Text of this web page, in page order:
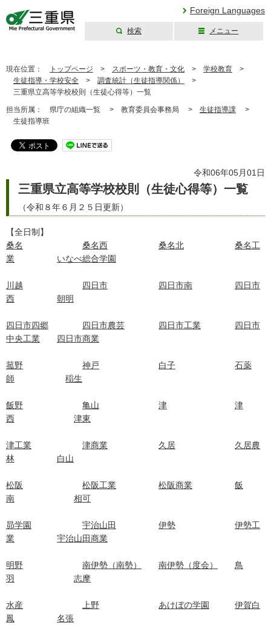
Foreign Languages
検索 メニュー
現在位置： トップページ > スポーツ・教育・文化 > 学校教育 >
生徒指導・学校安全 > 調査統計（生徒指導関係）
>
三重県立高等学校校則（生徒心得等）一覧
担当所属： 県庁の組織一覧 > 教育委員会事務局 > 生徒指導課 >
生徒指導班
令和06年05月01日
三重県立高等学校校則（生徒心得等）一覧
（令和８年６月２５日更新）
【全日制】
桑名
桑名西 桑名北
桑名工
業
いなべ総合学園
川越 四日市 四日市南
四日市
西
朝明
四日市四郷 四日市農芸 四日市工業
四日市
中央工業
四日市商業
菰野 神戸 白子
石薬
師
稲生
飯野 亀山 津
津
西
津東
津工業 津商業 久居
久居農
林
白山
松阪 松阪工業 松阪商業
飯
南
相可
昴学園 宇治山田 伊勢
伊勢工
業
宇治山田商業
明野 南伊勢（南勢） 南伊勢（度会）
鳥
羽
志摩
水産 上野 あけぼの学園
伊賀白
鳳
名張